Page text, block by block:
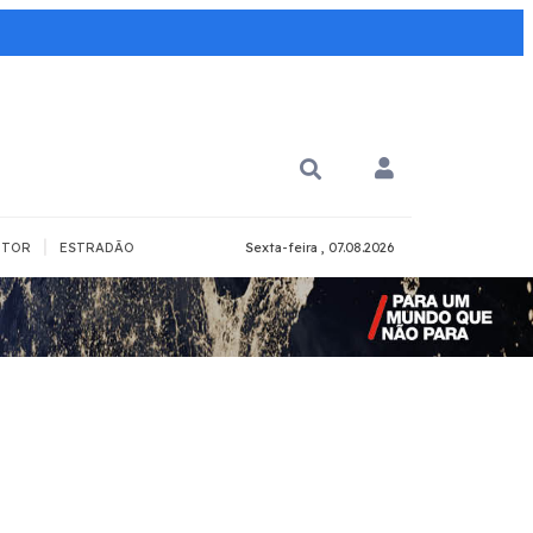
QUÊ? PCD
Todos
ESTRADÃO Sexta-feira , 07.08.2026